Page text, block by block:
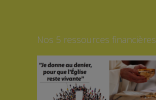
Nos 5 ressources financières